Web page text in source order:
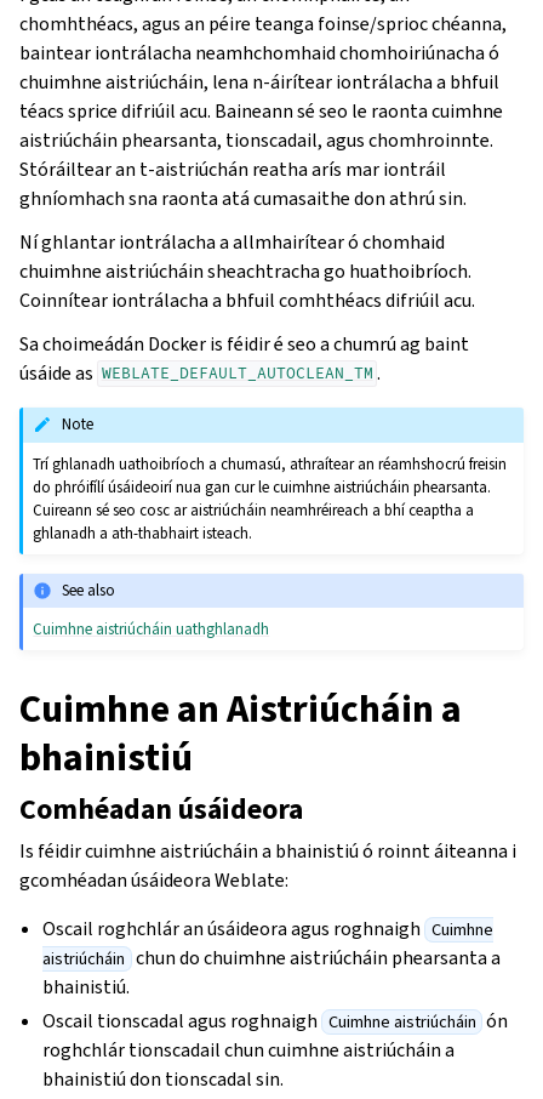
chomhthéacs, agus an péire teanga foinse/sprioc chéanna,
baintear iontrálacha neamhchomhaid chomhoiriúnacha ó
chuimhne aistriúcháin, lena n-áirítear iontrálacha a bhfuil
téacs sprice difriúil acu. Baineann sé seo le raonta cuimhne
aistriúcháin phearsanta, tionscadail, agus chomhroinnte.
Stóráiltear an t-aistriúchán reatha arís mar iontráil
ghníomhach sna raonta atá cumasaithe don athrú sin.
Ní ghlantar iontrálacha a allmhairítear ó chomhaid
chuimhne aistriúcháin sheachtracha go huathoibríoch.
Coinnítear iontrálacha a bhfuil comhthéacs difriúil acu.
Sa choimeádán Docker is féidir é seo a chumrú ag baint
úsáide as WEBLATE_DEFAULT_AUTOCLEAN_TM .
Note
Trí ghlanadh uathoibríoch a chumasú, athraítear an réamhshocrú freisin
do phróifílí úsáideoirí nua gan cur le cuimhne aistriúcháin phearsanta.
Cuireann sé seo cosc ar aistriúcháin neamhréireach a bhí ceaptha a
ghlanadh a ath-thabhairt isteach.
See also
Cuimhne aistriúcháin uathghlanadh
Cuimhne an Aistriúcháin a
bhainistiú
Comhéadan úsáideora
Is féidir cuimhne aistriúcháin a bhainistiú ó roinnt áiteanna i
gcomhéadan úsáideora Weblate:
Oscail roghchlár an úsáideora agus roghnaigh Cuimhne
aistriúcháin chun do chuimhne aistriúcháin phearsanta a
bhainistiú.
Oscail tionscadal agus roghnaigh Cuimhne aistriúcháin ón
roghchlár tionscadail chun cuimhne aistriúcháin a
bhainistiú don tionscadal sin.